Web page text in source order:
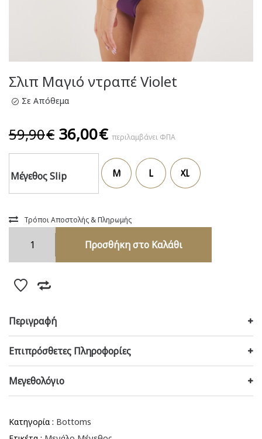
Σλιπ Μαγιό ντραπέ Violet
Σε Απόθεμα
59,90€ Original
price
59,90€.
36,00€Η
τρέχουσα
τιμή
είναι:
36,00€.
περιλαμβάνει ΦΠΑ
Μέγεθος Slip M L XL
Τρόποι Αποστολής & Πληρωμής
Μαγιό
ντραπέ
ποσότητα
Προσθήκη στο Καλάθι
Περιγραφή
Επιπρόσθετες Πληροφορίες
Μεγεθολόγιο
Κατηγορία : Bottoms